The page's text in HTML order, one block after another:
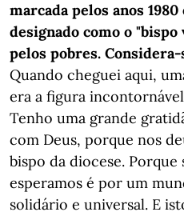
marcada pelos anos
designado como o
pelos pobres.
Quando cheguei aqui,
era a figura
Tenho uma grande
com Deus, porque nos
bispo da diocese. Porque
esperamos é por um
solidário e universal. E